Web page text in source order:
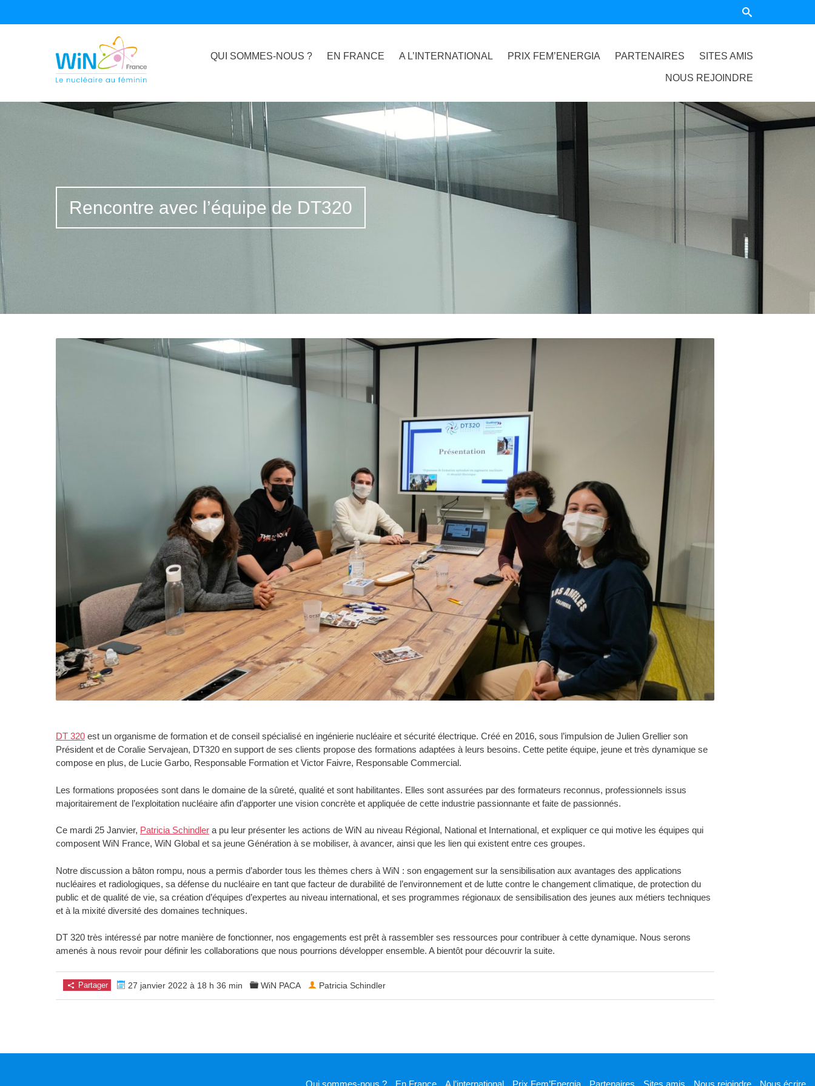
QUI SOMMES-NOUS ? EN FRANCE A L’INTERNATIONAL PRIX FEM’ENERGIA PARTENAIRES SITES AMIS
NOUS REJOINDRE
Rencontre avec l’équipe de DT320
DT 320est un organisme de formation et de conseil spécialisé en ingénierie nucléaire et sécurité électrique. Créé en 2016, sous l’impulsion de Julien Grellier son
Président et de Coralie Servajean, DT320 en support de ses clients propose des formations adaptées à leurs besoins. Cette petite équipe, jeune et très dynamique se
compose en plus, de Lucie Garbo, Responsable Formation et Victor Faivre, Responsable Commercial.
Les formations proposées sont dans le domaine de la sûreté, qualité et sont habilitantes. Elles sont assurées par des formateurs reconnus, professionnels issus
majoritairement de l’exploitation nucléaire afin d’apporter une vision concrète et appliquée de cette industrie passionnante et faite de passionnés.
Ce mardi 25 Janvier, Patricia Schindlera pu leur présenter les actions de WiN au niveau Régional, National et International, et expliquer ce qui motive les équipes qui
composent WiN France, WiN Global et sa jeune Génération à se mobiliser, à avancer, ainsi que les lien qui existent entre ces groupes.
Notre discussion a bâton rompu, nous a permis d’aborder tous les thèmes chers à WiN : son engagement sur la sensibilisation aux avantages des applications
nucléaires et radiologiques, sa défense du nucléaire en tant que facteur de durabilité de l’environnement et de lutte contre le changement climatique, de protection du
public et de qualité de vie, sa création d’équipes d’expertes au niveau international, et ses programmes régionaux de sensibilisation des jeunes aux métiers techniques
et à la mixité diversité des domaines techniques.
DT 320 très intéressé par notre manière de fonctionner, nos engagements est prêt à rassembler ses ressources pour contribuer à cette dynamique. Nous serons
amenés à nous revoir pour définir les collaborations que nous pourrions développer ensemble. A bientôt pour découvrir la suite.
Partager 27 janvier 2022 à 18 h 36 min WiN PACA Patricia Schindler
Qui sommes-nous ? En France A l’international Prix Fem’Energia Partenaires Sites amis Nous rejoindre Nous écrire